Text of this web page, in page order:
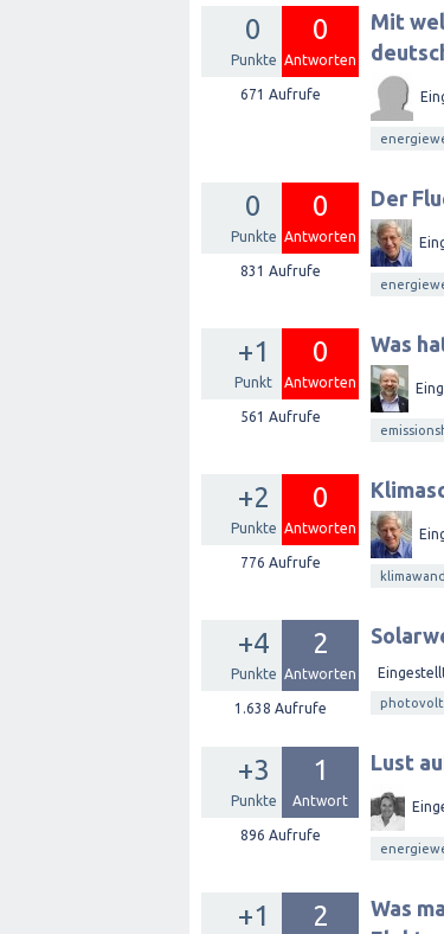
0
Punkte
0
Antworten
671 Aufrufe
Mit
0
Punkte
0
Antworten
831 Aufrufe
Der
+1
Punkt
0
Antworten
561 Aufrufe
Was
+2
Punkte
0
Antworten
776 Aufrufe
+4
Punkte
2
Antworten
1.638 Aufrufe
+3
Punkte
1
Antwort
896 Aufrufe
Lust
+1 2
Was